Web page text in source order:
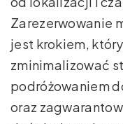
Zarezerwowanie
jest krokiem,
zminimalizować
podróżowaniem
oraz